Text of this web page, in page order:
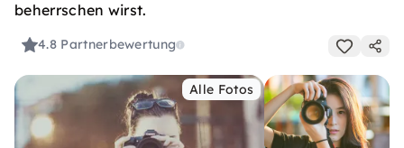
beherrschen wirst.
4.8 Partnerbewertung
Alle Fotos